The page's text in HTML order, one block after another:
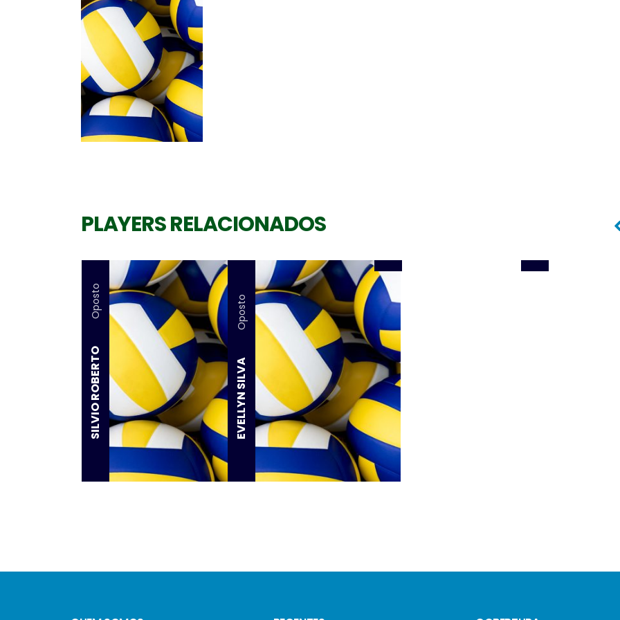
PLAYERS RELACIONADOS
SILVIO ROBERTO
Oposto
EVELLYN SILVA
Oposto